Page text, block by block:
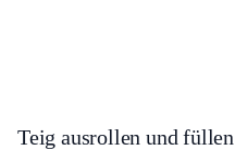
Teig ausrollen und füllen